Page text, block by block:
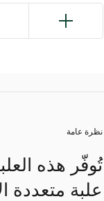
نظرة عامة
تُوفّر هذه
علبة متعددة